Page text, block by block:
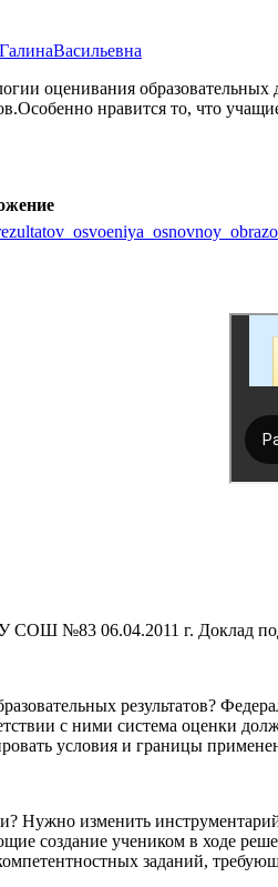
оценивания
нравится то, что
СОШ №83 06.04.2011 г. Доклад
результатов?
с ними система оценки
условия и границы
изменить
создание учеником в ходе
заданий,